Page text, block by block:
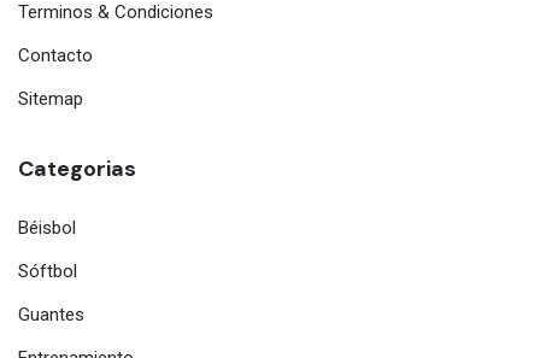
Terminos & Condiciones
Contacto
Sitemap
Categorias
Béisbol
Sóftbol
Guantes